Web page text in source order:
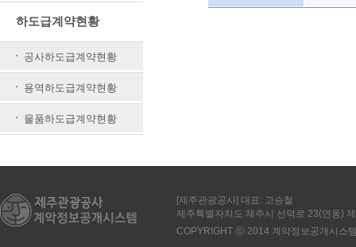
하도급계약현황
공사하도급계약현황
용역하도급계약현황
물품하도급계약현황
[제주관광공사] 대표: 고승철
제주특별자치도 제주시 선덕로 23(연동)
COPYRIGHT ⓒ 2014 계약정보공개시스